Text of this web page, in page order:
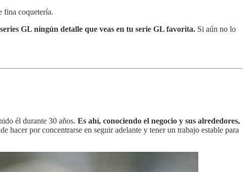
fina coquetería.
GL ningún detalle que veas en tu serie GL favorita. Si aún no lo
él durante 30 años. Es ahí, conociendo el negocio y sus alrededores,
hacer por concentrarse en seguir adelante y tener un trabajo estable para